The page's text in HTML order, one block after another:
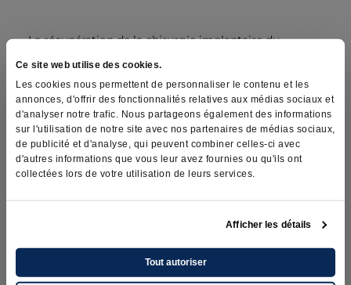
Ce site web utilise des cookies.
Les cookies nous permettent de personnaliser le contenu et les
annonces, d'offrir des fonctionnalités relatives aux médias sociaux et
d'analyser notre trafic. Nous partageons également des informations
sur l'utilisation de notre site avec nos partenaires de médias sociaux,
de publicité et d'analyse, qui peuvent combiner celles-ci avec
d'autres informations que vous leur avez fournies ou qu'ils ont
collectées lors de votre utilisation de leurs services.
Afficher les détails
Tout autoriser
La récupération de la chirurgie implantaire du
testicule n’est pas nécessairement difficile. La
région sera douloureuse pendant plusieurs jours.
Le jour de la chirurgie
La première journée, restez au repos complet.
Le lendemain de la